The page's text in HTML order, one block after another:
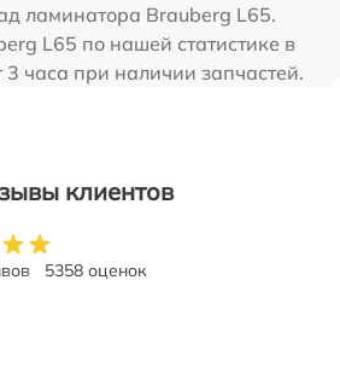
ламинатора Brauberg L65.
L65 по нашей статистике в
часа при наличии запчастей.
клиентов
5358 оценок